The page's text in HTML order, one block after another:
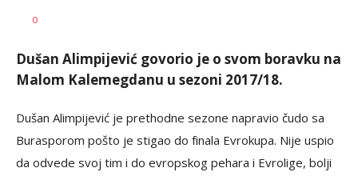
AUTOR
0
Dušan Alimpijević govorio je o svom boravku na
Malom Kalemegdanu u sezoni 2017/18.
Dušan Alimpijević je prethodne sezone napravio čudo sa
Burasporom pošto je stigao do finala Evrokupa. Nije uspio
da odvede svoj tim i do evropskog pehara i Evrolige, bolji